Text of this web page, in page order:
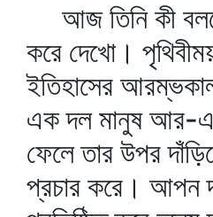
আজ তিনি কী
করে দেখো।
ইতিহাসের
এক দল মানুষ আর-
ফেলে তার উপর
প্রচার করে। আপন